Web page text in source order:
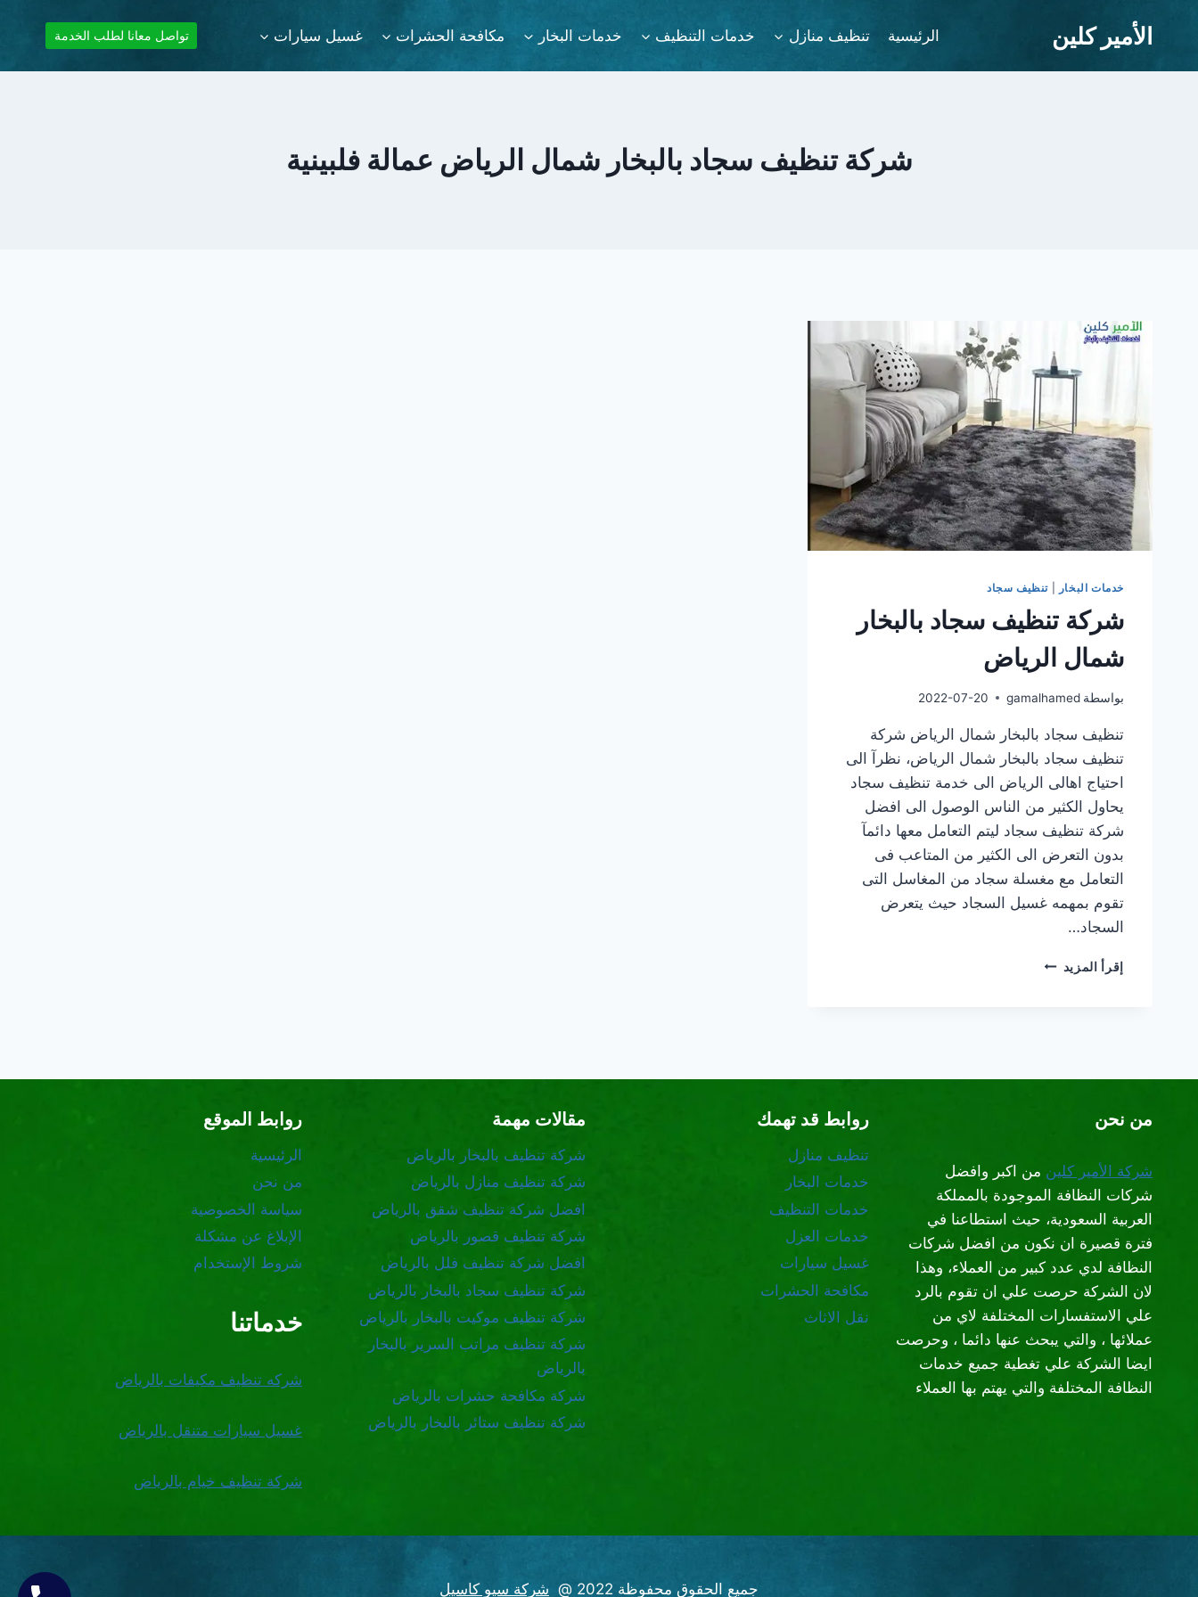
الأمير كلين الرئيسية تنظيف منازل خدمات التنظيف خدمات البخار مكافحة الحشرات غسيل سيارات تواصل معانا لطلب الخدمة
شركة تنظيف سجاد بالبخار شمال الرياض عمالة فلبينية
خدمات البخار تنظيف سجاد
شركة تنظيف سجاد بالبخار
شمال الرياض
بواسطة gamalhamed
2022-07-20
تنظيف سجاد بالبخار شمال الرياض شركة
تنظيف سجاد بالبخار شمال الرياض، نظرآ الى
احتياج اهالى الرياض الى خدمة تنظيف سجاد
يحاول الكثير من الناس الوصول الى افضل
شركة تنظيف سجاد ليتم التعامل معها دائمآ
بدون التعرض الى الكثير من المتاعب فى
التعامل مع مغسلة سجاد من المغاسل التى
تقوم بمهمه غسيل السجاد حيث يتعرض
السجاد…
إقرأ المزيد شركة
من نحن
شركة الأمير كلين من اكبر وافضل
شركات النظافة الموجودة بالمملكة
العربية السعودية، حيث استطاعنا في
فترة قصيرة ان نكون من افضل شركات
النظافة لدي عدد كبير من العملاء، وهذا
لان الشركة حرصت علي ان تقوم بالرد
علي الاستفسارات المختلفة لاي من
عملائها ، والتي يبحث عنها دائما ، وحرصت
ايضا الشركة علي تغطية جميع خدمات
النظافة المختلفة والتي يهتم بها العملاء
روابط قد تهمك
تنظيف منازل
خدمات البخار
خدمات التنظيف
خدمات العزل
غسيل سيارات
مكافحة الحشرات
نقل الاثاث
مقالات مهمة
شركة تنظيف بالبخار بالرياض
شركة تنظيف منازل بالرياض
افضل شركة تنظيف شقق بالرياض
شركة تنظيف قصور بالرياض
افضل شركة تنظيف فلل بالرياض
شركة تنظيف سجاد بالبخار بالرياض
شركة تنظيف موكيت بالبخار بالرياض
شركة تنظيف مراتب السرير بالبخار
بالرياض
شركة مكافحة حشرات بالرياض
شركة تنظيف ستائر بالبخار بالرياض
روابط الموقع
الرئيسية
من نحن
سياسة الخصوصية
الإبلاغ عن مشكلة
شروط الإستخدام
خدماتنا
شركه تنظيف مكيفات بالرياض
غسيل سيارات متنقل بالرياض
شركة تنظيف خيام بالرياض
جميع الحقوق محفوظة 2022 @ شركة سيو كاسيل